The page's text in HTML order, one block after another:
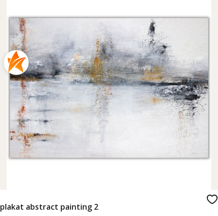
plakat abstract painting 2